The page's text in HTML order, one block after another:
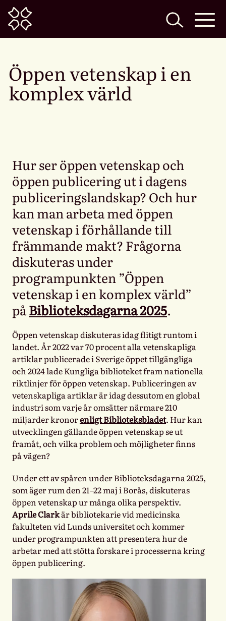
Home
Öppen vetenskap i en
komplex värld
Hur ser öppen vetenskap och
öppen publicering ut i dagens
publiceringslandskap? Och hur
kan man arbeta med öppen
vetenskap i förhållande till
främmande makt? Frågorna
diskuteras under
programpunkten ”Öppen
vetenskap i en komplex värld”
påBiblioteksdagarna 2025.
Öppen vetenskap diskuteras idag flitigt runtom i
landet. År 2022 var 70 procent alla vetenskapliga
artiklar publicerade i Sverige öppet tillgängliga
och 2024 lade Kungliga biblioteket fram nationella
riktlinjer för öppen vetenskap. Publiceringen av
vetenskapliga artiklar är idag dessutom en global
industri som varje år omsätter närmare 210
miljarder kronorenligt Biblioteksbladet. Hur kan
utvecklingen gällande öppen vetenskap se ut
framåt, och vilka problem och möjligheter finns
på vägen?
Under ett av spåren under Biblioteksdagarna 2025,
som äger rum den 21–22 maj i Borås, diskuteras
öppen vetenskap ur många olika perspektiv.
Aprile Clarkär bibliotekarie vid medicinska
fakulteten vid Lunds universitet och kommer
under programpunkten att presentera hur de
arbetar med att stötta forskare i processerna kring
öppen publicering.